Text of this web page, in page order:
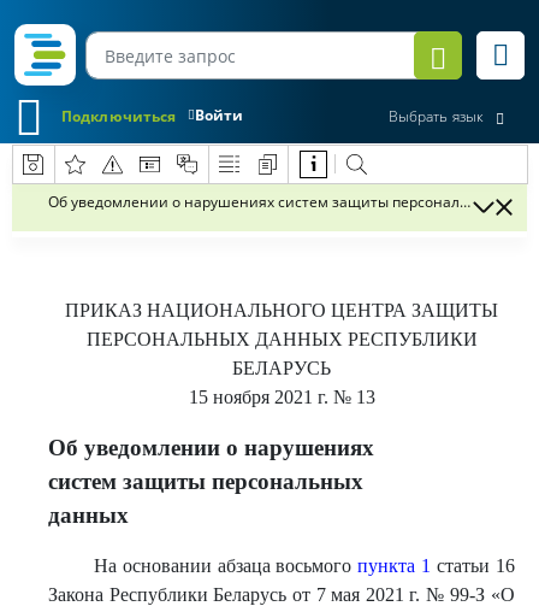
Войти
Подключиться Выбрать язык
Об уведомлении о нарушениях систем защиты персональных
ПРИКАЗ НАЦИОНАЛЬНОГО ЦЕНТРА ЗАЩИТЫ
ПЕРСОНАЛЬНЫХ ДАННЫХ РЕСПУБЛИКИ
БЕЛАРУСЬ
15 ноября 2021 г. № 13
Об уведомлении о нарушениях
систем защиты персональных
данных
На основании абзаца восьмогопункта 1 статьи 16
Закона Республики Беларусь от 7 мая 2021 г. № 99-З «О